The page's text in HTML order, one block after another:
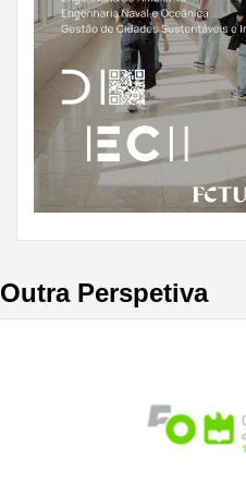
Outra Perspetiva